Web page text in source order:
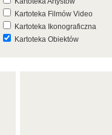
Kartoteka Filmów Video
Kartoteka Ikonograficzna
Kartoteka Obiektów